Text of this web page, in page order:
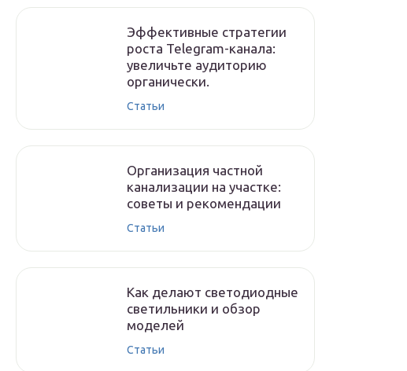
Эффективные стратегии
роста Telegram-канала:
увеличьте аудиторию
органически.
Статьи
Организация частной
канализации на участке:
советы и рекомендации
Статьи
Как делают светодиодные
светильники и обзор
моделей
Статьи